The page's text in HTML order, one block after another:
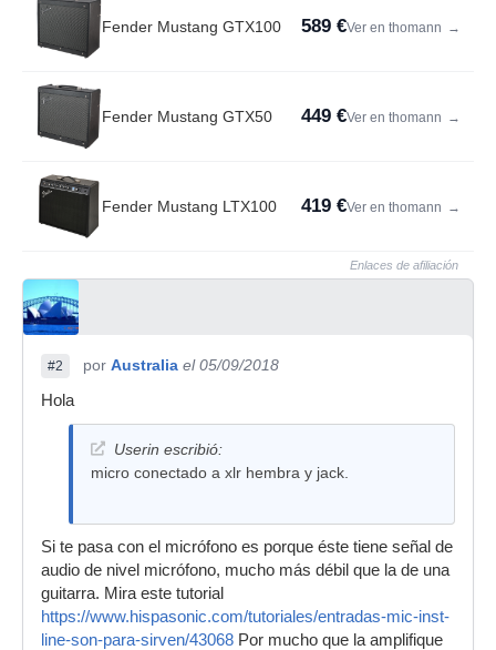
Fender Mustang GTX100 589 €Ver en thomann →
Fender Mustang GTX50 449 €Ver en thomann →
Fender Mustang LTX100 419 €Ver en thomann →
Enlaces de afiliación
#2 por Australia el 05/09/2018
Hola
Userin escribió:
micro conectado a xlr hembra y jack.
Si te pasa con el micrófono es porque éste tiene señal de
audio de nivel micrófono, mucho más débil que la de una
guitarra. Mira este tutorial
https://www.hispasonic.com/tutoriales/entradas-mic-inst-
line-son-para-sirven/43068 Por mucho que la amplifique